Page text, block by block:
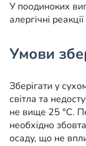
У поодиноких
алергічні
Умови
Зберігати у
світла та
не вище 25 °С.
необхідно
осаду, що не